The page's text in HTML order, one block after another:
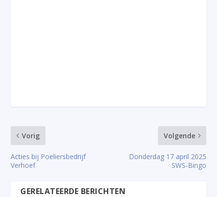
Vorig
Acties bij Poeliersbedrijf
Verhoef
Volgende
Donderdag 17 april 2025
SWS-Bingo
GERELATEERDE BERICHTEN